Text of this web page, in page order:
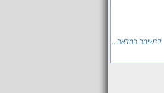
לרשימה המלאה...